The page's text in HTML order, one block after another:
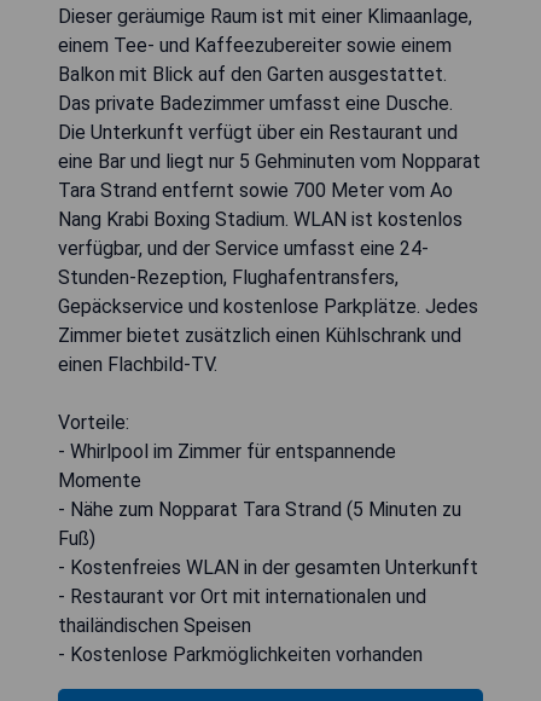
Dieser geräumige Raum ist mit einer Klimaanlage,
einem Tee- und Kaffeezubereiter sowie einem
Balkon mit Blick auf den Garten ausgestattet.
Das private Badezimmer umfasst eine Dusche.
Die Unterkunft verfügt über ein Restaurant und
eine Bar und liegt nur 5 Gehminuten vom Nopparat
Tara Strand entfernt sowie 700 Meter vom Ao
Nang Krabi Boxing Stadium. WLAN ist kostenlos
verfügbar, und der Service umfasst eine 24-
Stunden-Rezeption, Flughafentransfers,
Gepäckservice und kostenlose Parkplätze. Jedes
Zimmer bietet zusätzlich einen Kühlschrank und
einen Flachbild-TV.
Vorteile:
- Whirlpool im Zimmer für entspannende
Momente
- Nähe zum Nopparat Tara Strand (5 Minuten zu
Fuß)
- Kostenfreies WLAN in der gesamten Unterkunft
- Restaurant vor Ort mit internationalen und
thailändischen Speisen
- Kostenlose Parkmöglichkeiten vorhanden